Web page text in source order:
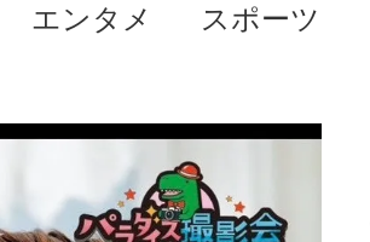
エンタメ スポーツ